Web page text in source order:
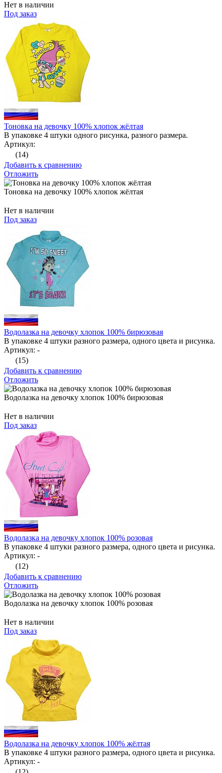
Нет в наличии
Под заказ
Тоновка на девочку 100% хлопок жёлтая
В упаковке 4 штуки одного рисунка, разного размера.
Артикул:
(14)
Добавить к сравнению
Отложить
Тоновка на девочку 100% хлопок жёлтая
Нет в наличии
Под заказ
Водолазка на девочку хлопок 100% бирюзовая
В упаковке 4 штуки разного размера, одного цвета и рисунка.
Артикул: -
(15)
Добавить к сравнению
Отложить
Водолазка на девочку хлопок 100% бирюзовая
Нет в наличии
Под заказ
Водолазка на девочку хлопок 100% розовая
В упаковке 4 штуки разного размера, одного цвета и рисунка.
Артикул: -
(12)
Добавить к сравнению
Отложить
Водолазка на девочку хлопок 100% розовая
Нет в наличии
Под заказ
Водолазка на девочку хлопок 100% жёлтая
В упаковке 4 штуки разного размера, одного цвета и рисунка.
Артикул: -